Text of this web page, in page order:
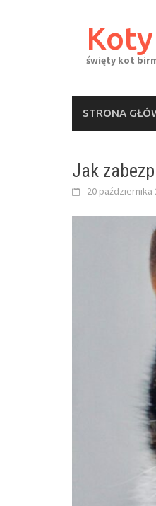
święty kot
STRONA
Jak
20 października